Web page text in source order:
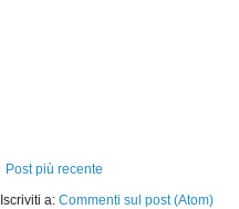
Post più recente
Iscriviti a: Commenti sul post (Atom)